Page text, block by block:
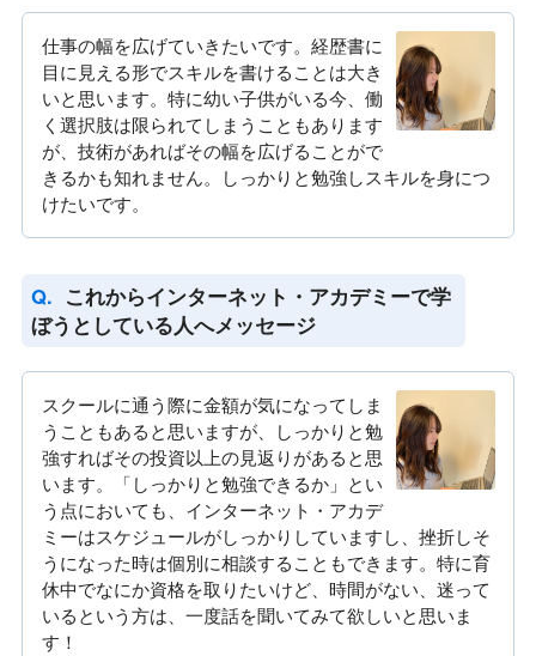
仕事の幅を広げていきたいです。経歴書に
目に見える形でスキルを書けることは大き
いと思います。特に幼い子供がいる今、働
く選択肢は限られてしまうこともあります
が、技術があればその幅を広げることがで
きるかも知れません。しっかりと勉強しスキルを身につ
けたいです。
これからインターネット・アカデミーで学
ぼうとしている人へメッセージ
スクールに通う際に金額が気になってしま
うこともあると思いますが、しっかりと勉
強すればその投資以上の見返りがあると思
います。「しっかりと勉強できるか」とい
う点においても、インターネット・アカデ
ミーはスケジュールがしっかりしていますし、挫折しそ
うになった時は個別に相談することもできます。特に育
休中でなにか資格を取りたいけど、時間がない、迷って
いるという方は、一度話を聞いてみて欲しいと思いま
す！